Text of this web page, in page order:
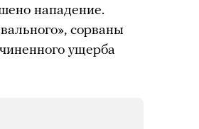
нападение.
сорваны
ущерба